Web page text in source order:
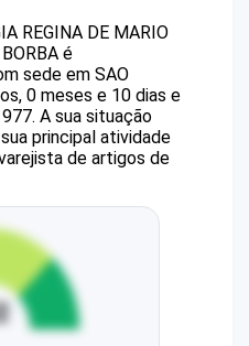
REGINA DE MARIO
é
sede em SAO
0 meses e 10 dias e
A sua situação
principal atividade
de artigos de